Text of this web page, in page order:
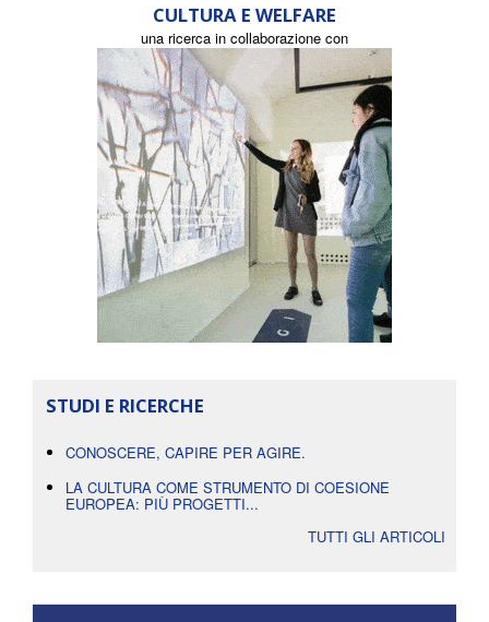
CULTURA E WELFARE
una ricerca in collaborazione con
STUDI E RICERCHE
CONOSCERE, CAPIRE PER AGIRE.
LA CULTURA COME STRUMENTO DI COESIONE
EUROPEA: PIÙ PROGETTI...
TUTTI GLI ARTICOLI